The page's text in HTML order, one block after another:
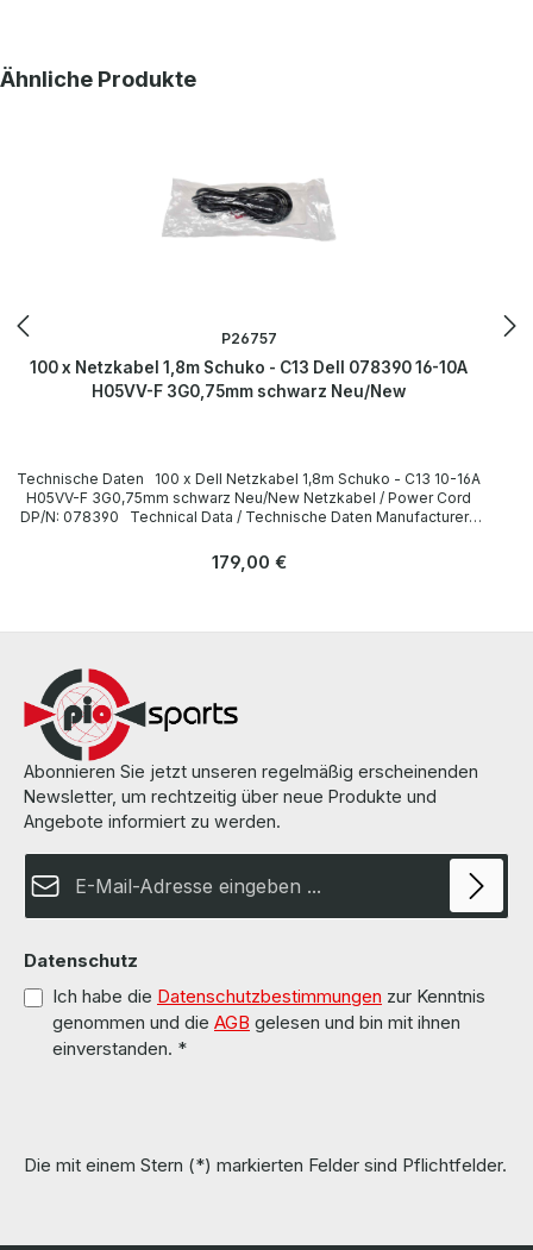
Produktgalerie überspringen
Ähnliche Produkte
P26757
100 x Netzkabel 1,8m Schuko - C13 Dell 078390 16-10A
H05VV-F 3G0,75mm schwarz Neu/New
Technische Daten 100 x Dell Netzkabel 1,8m Schuko - C13 10-16A
H05VV-F 3G0,75mm schwarz Neu/New Netzkabel / Power Cord
DP/N: 078390 Technical Data / Technische Daten Manufacturer /
Color / Buchsenfarbe black / schwarz More information and details
Informationen und Details finden Sie auf den Seiten des
Regulärer Preis:
179,00 €
Abonnieren Sie jetzt unseren regelmäßig erscheinenden
Newsletter, um rechtzeitig über neue Produkte und
Angebote informiert zu werden.
Datenschutz
Ich habe die Datenschutzbestimmungen zur Kenntnis
genommen und die AGB gelesen und bin mit ihnen
einverstanden. *
Die mit einem Stern (*) markierten Felder sind Pflichtfelder.